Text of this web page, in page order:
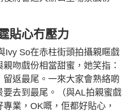
貼心冇壓力
Ivy So在赤柱街頭拍攝親䁥戲
吻戲份相當甜蜜，她笑指：
留返最尾。一來大家會熟絡啲
要去到最尾。（與AL拍親蜜戲
業，OK嘅，佢都好貼心，